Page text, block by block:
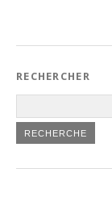
RECHERCHER